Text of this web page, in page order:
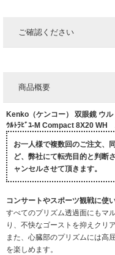
ご確認ください
商品概要
Kenko（ケンコー） 双眼鏡 ウ
ｳﾙﾄﾗﾋﾞﾕ-M Compact 8X20 WH
お一人様で複数回のご注文、
ど、弊社にて転売目的と判断
ャンセルさせて頂きます。
コンサートやスポーツ観戦に使
すべてのプリズム透過面にもマ
り、不快なゴーストを抑えクリ
また、心臓部のプリズムには高
を楽しめます。